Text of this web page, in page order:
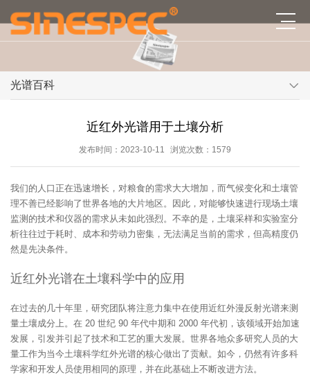
光谱百科
近红外光谱用于土壤分析
发布时间：2023-10-11 浏览次数：1579
我们的人口正在迅速增长，对粮食的需求大大增加，而气候变化和土壤管
理不善已经影响了世界各地的大片地区。因此，对能够快速进行现场土壤
监测的技术和仪器的需求从未如此强烈。不幸的是，土壤采样和实验室分
析往往过于耗时、成本和劳动力密集，无法满足当前的需求，但高精度仍
然是先决条件。
近红外光谱在土壤科学中的应用
在过去的几十年里，研究团队将注意力集中在使用近红外漫反射光谱来测
量土壤成分上。在 20 世纪 90 年代中期和 2000 年代初，该领域开始加速
发展，引发并引起了技术和工艺的重大发展。世界各地众多研究人员的大
量工作为当今土壤科学红外光谱的核心做出了贡献。如今，仍然有许多科
学家和开发人员使用相同的原理，并在此基础上不断改进方法。